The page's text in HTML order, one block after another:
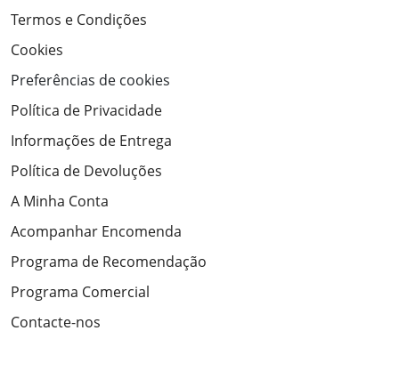
Termos e Condições
Cookies
Preferências de cookies
Política de Privacidade
Informações de Entrega
Política de Devoluções
A Minha Conta
Acompanhar Encomenda
Programa de Recomendação
Programa Comercial
Contacte-nos